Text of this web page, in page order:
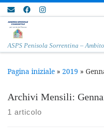
Passa al contenuto
ASPS Penisola Sorrentina –
Pagina iniziale » 2019 »
Archivi Mensili:
1 articolo